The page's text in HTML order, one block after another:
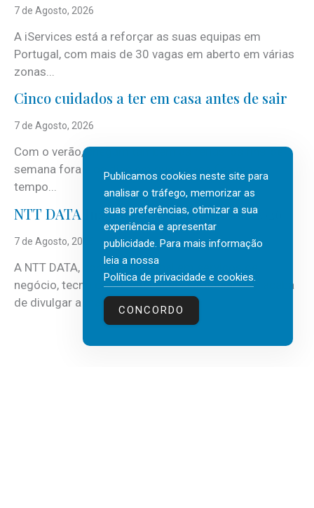
7 de Agosto, 2026
A iServices está a reforçar as suas equipas em
Portugal, com mais de 30 vagas em aberto em várias
zonas...
Cinco cuidados a ter em casa antes de sair
7 de Agosto, 2026
Com o verão, chegam também as férias, os fins-de-
semana fora e os dias em que a casa fica mais
tempo...
NTT DATA Insurtech Global Outlook 2026
7 de Agosto, 2026
A NTT DATA, consultora global em serviços de
negócio, tecnologia e inteligência artificial (IA), acaba
de divulgar a mais recente...
Publicamos cookies neste site para
analisar o tráfego, memorizar as
suas preferências, otimizar a sua
experiência e apresentar
publicidade. Para mais informação
leia a nossa
Política de privacidade e cookies.
CONCORDO